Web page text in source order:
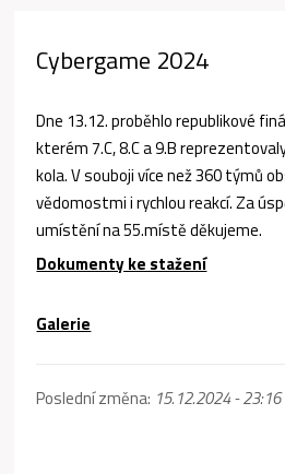
Cybergame 2024
Dne 13.12. proběhlo republikové
kterém 7.C, 8.C a 9.B
kola. V souboji více než 360 týmů
vědomostmi i rychlou reakcí. Za
umístění na 55.místě děkujeme.
Dokumenty ke stažení
Galerie
Poslední změna: 15.12.2024 - 23:16